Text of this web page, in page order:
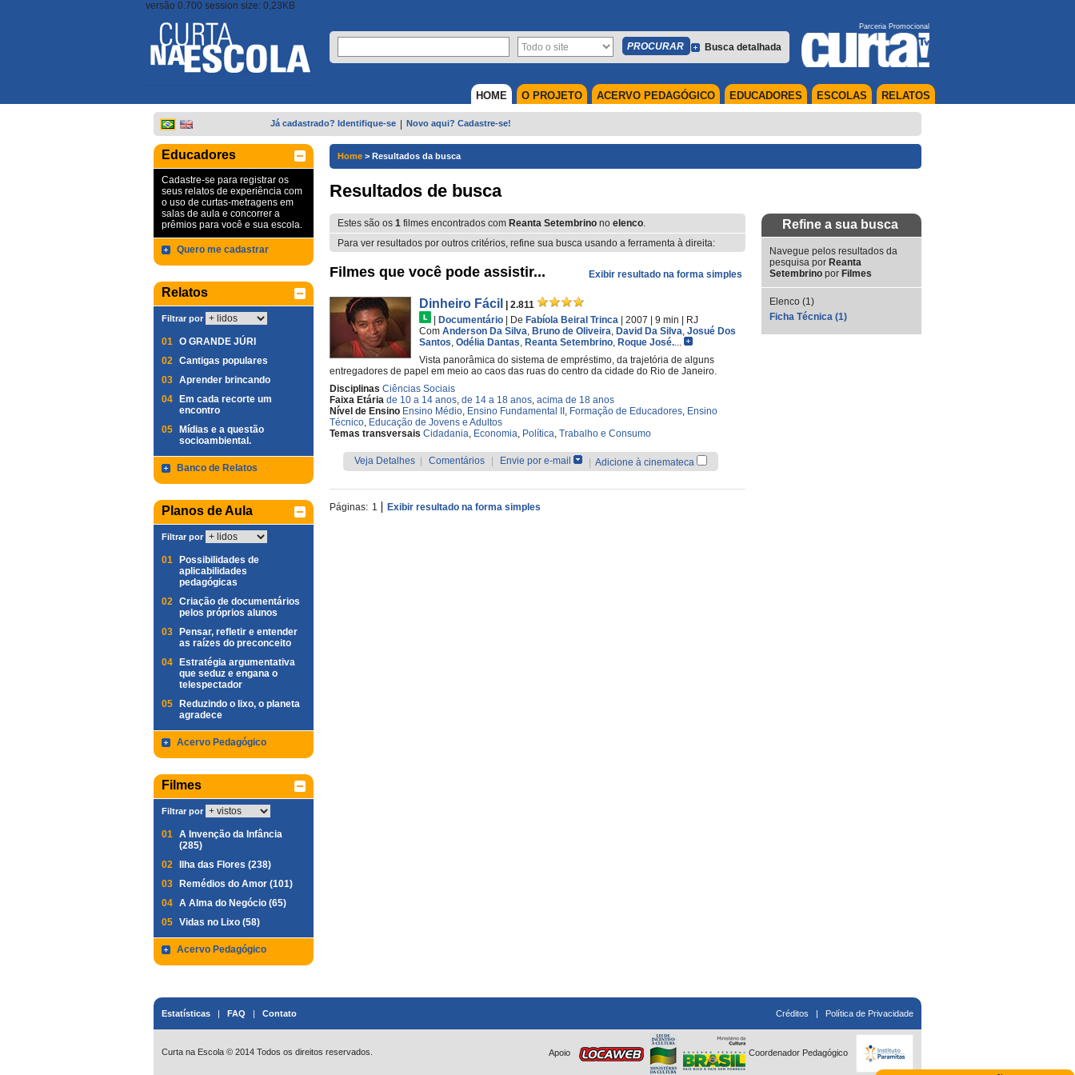
versão 0.700 session size: 0,23KB
Busca detalhada
Parceria Promocional
RELATOS
ESCOLAS
EDUCADORES
ACERVO PEDAGÓGICO
O PROJETO
HOME
Já cadastrado? Identifique-se Novo aqui? Cadastre-se!
Educadores
Cadastre-se para registrar os
seus relatos de experiência com
o uso de curtas-metragens em
salas de aula e concorrer a
prêmios para você e sua escola.
Quero me cadastrar
Relatos
Filtrar por
01 O GRANDE JÚRI
02 Cantigas populares
03 Aprender brincando
04
Em cada recorte um
encontro
05
Mídias e a questão
socioambiental.
Banco de Relatos
Planos de Aula
Filtrar por
01
Possibilidades de
aplicabilidades
pedagógicas
02 Criação de documentários
pelos próprios alunos
03
Pensar, refletir e entender
as raízes do preconceito
04
Estratégia argumentativa
que seduz e engana o
telespectador
05
Reduzindo o lixo, o planeta
agradece
Acervo Pedagógico
Filmes
Filtrar por
01 A Invenção da Infância
(285)
02
Ilha das Flores (238)
03
Remédios do Amor (101)
04 A Alma do Negócio (65)
05 Vidas no Lixo (58)
Acervo Pedagógico
Home > Resultados da busca
Resultados de busca
Estes são os 1 filmes encontrados com Reanta Setembrino no elenco.
Para ver resultados por outros critérios, refine sua busca usando a ferramenta à direita:
Exibir resultado na forma simples
Filmes que você pode assistir...
Dinheiro Fácil
| 2.811
Documentário De Fabíola Beiral Trinca | 2007 | 9 min
RJ
Com Anderson Da Silva, Bruno de Oliveira, David Da Silva, Josué Dos
Santos, Odélia Dantas, Reanta Setembrino, Roque José....
Vista panorâmica do sistema de empréstimo, da trajetória de alguns
entregadores de papel em meio ao caos das ruas do centro da cidade do Rio de Janeiro.
Disciplinas Ciências Sociais
Faixa Etária de 10 a 14 anos, de 14 a 18 anos, acima de 18 anos
Nível de Ensino Ensino Médio, Ensino Fundamental II , Formação de Educadores, Ensino
Técnico, Educação de Jovens e Adultos
Temas transversais Cidadania, Economia, Política, Trabalho e Consumo
Veja Detalhes Comentários Envie por e-mail Adicione à cinemateca
Páginas: 1 Exibir resultado na forma simples
Refine a sua busca
Navegue pelos resultados da
pesquisa por Reanta
Setembrino por Filmes
Elenco (1)
Ficha Técnica (1)
Estatísticas | FAQ | Contato Créditos | Política de Privacidade
Curta na Escola © 2014 Todos os direitos reservados. Apoio Coordenador Pedagógico